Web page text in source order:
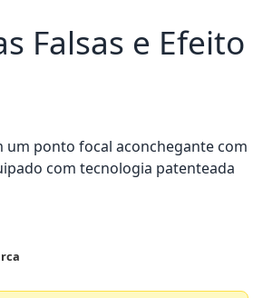
Falsas e Efeito
ponto focal aconchegante com
com tecnologia patenteada